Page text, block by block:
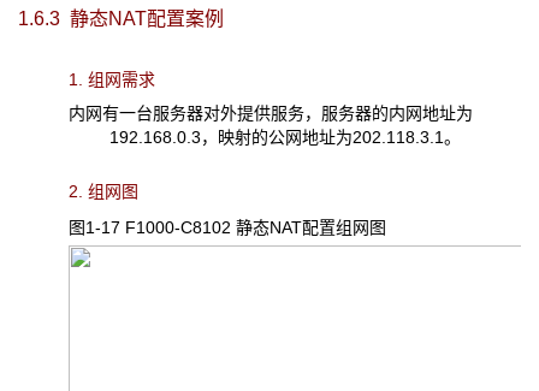
1.6.3 静态NAT配置案例
1. 组网需求
内网有一台服务器对外提供服务，服务器的内网地址为
192.168.0.3，映射的公网地址为202.118.3.1。
2. 组网图
图1-17 F1000-C8102 静态NAT配置组网图